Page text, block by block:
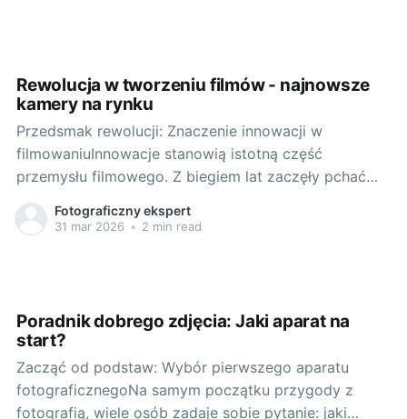
Rewolucja w tworzeniu filmów - najnowsze
kamery na rynku
Przedsmak rewolucji: Znaczenie innowacji w
filmowaniuInnowacje stanowią istotną część
przemysłu filmowego. Z biegiem lat zaczęły pchać
sztukę filmowania do miejsca, której nie moglibyśmy
sobie wyobrazić dekadę temu. Wszystko, co widzimy
wcześniejszych
Fotograficzny ekspert
31 mar 2026 • 2 min read
Poradnik dobrego zdjęcia: Jaki aparat na
start?
Zacząć od podstaw: Wybór pierwszego aparatu
fotograficznegoNa samym początku przygody z
fotografią, wiele osób zadaje sobie pytanie: jaki